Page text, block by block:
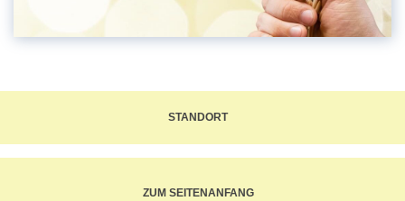
STANDORT
ZUM SEITENANFANG